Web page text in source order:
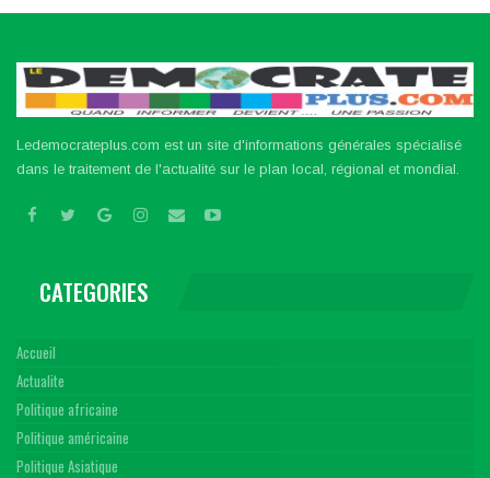
Ledemocrateplus.com est un site d'informations générales spécialisé
dans le traitement de l'actualité sur le plan local, régional et mondial.
CATEGORIES
Accueil
Actualite
Politique africaine
Politique américaine
Politique Asiatique